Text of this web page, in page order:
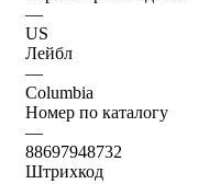
—
US
Лейбл
—
Columbia
Номер по каталогу
—
88697948732
Штрихкод